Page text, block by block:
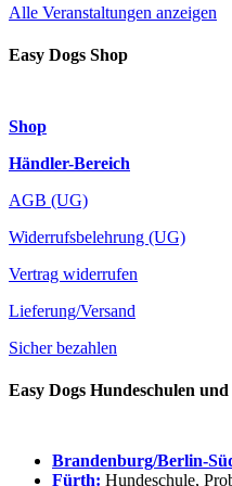
Alle Veranstaltungen anzeigen
Easy Dogs Shop
Shop
Händler-Bereich
AGB (UG)
Widerrufsbelehrung (UG)
Vertrag widerrufen
Lieferung/Versand
Sicher bezahlen
Easy Dogs Hundeschulen
Brandenburg/Berlin-
Fürth: Hundeschule,